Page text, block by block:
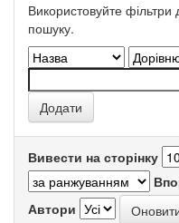
Використовуйте фільтри
пошуку.
Вивести на сторінку
Автори